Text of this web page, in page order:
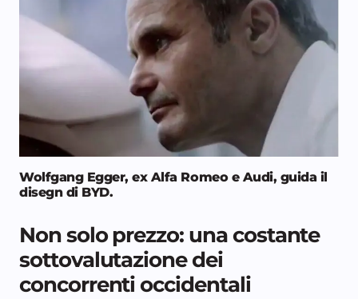
Wolfgang Egger, ex Alfa Romeo e Audi, guida il
disegn di BYD.
Non solo prezzo: una costante
sottovalutazione dei
concorrenti occidentali